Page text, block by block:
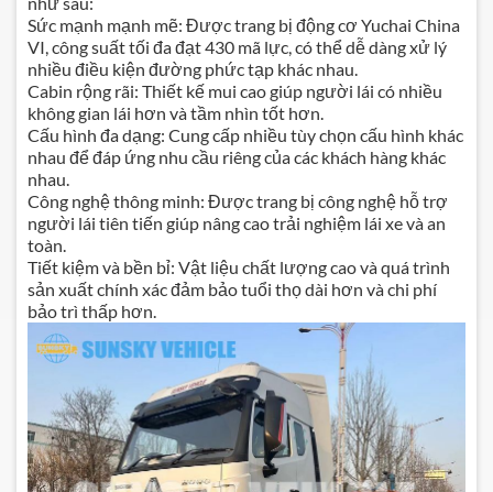
Sức mạnh mạnh mẽ: Được trang bị động cơ Yuchai China
VI, công suất tối đa đạt 430 mã lực, có thể dễ dàng xử lý
nhiều điều kiện đường phức tạp khác nhau.
Cabin rộng rãi: Thiết kế mui cao giúp người lái có nhiều
không gian lái hơn và tầm nhìn tốt hơn.
Cấu hình đa dạng: Cung cấp nhiều tùy chọn cấu hình khác
nhau để đáp ứng nhu cầu riêng của các khách hàng khác
nhau.
Công nghệ thông minh: Được trang bị công nghệ hỗ trợ
người lái tiên tiến giúp nâng cao trải nghiệm lái xe và an
toàn.
Tiết kiệm và bền bỉ: Vật liệu chất lượng cao và quá trình
sản xuất chính xác đảm bảo tuổi thọ dài hơn và chi phí
bảo trì thấp hơn.